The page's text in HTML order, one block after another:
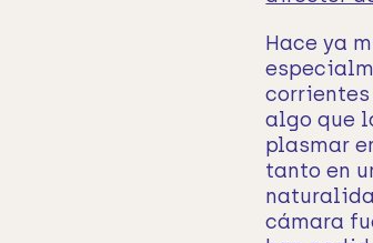
Hace ya
corrientes
algo que
plasmar
tanto en
cámara